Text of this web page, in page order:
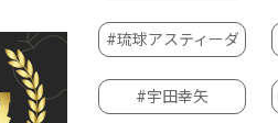
#琉球アスティーダ
#宇田幸矢